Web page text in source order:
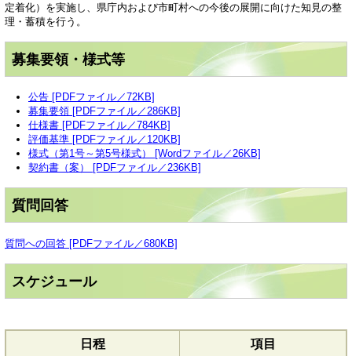
定着化）を実施し、県庁内および市町村への今後の展開に向けた知見の整
理・蓄積を行う。
募集要領・様式等
公告 [PDFファイル／72KB]
募集要領 [PDFファイル／286KB]
仕様書 [PDFファイル／784KB]
評価基準 [PDFファイル／120KB]
様式（第1号～第5号様式） [Wordファイル／26KB]
契約書（案） [PDFファイル／236KB]
質問回答
質問への回答 [PDFファイル／680KB]
スケジュール
日程 項目